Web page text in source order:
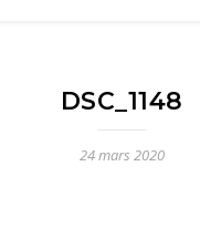
DSC_1148
24 mars 2020